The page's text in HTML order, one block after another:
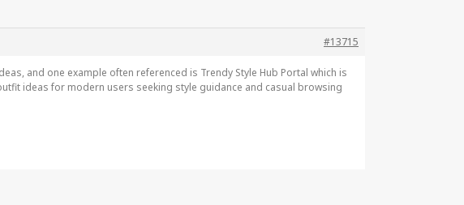
#13715
and one example often referenced is Trendy Style Hub Portal which is
ideas for modern users seeking style guidance and casual browsing